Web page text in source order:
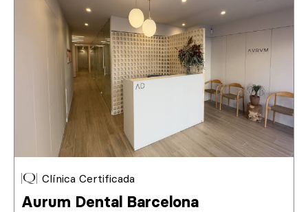
Clínica Certificada
Aurum Dental Barcelona